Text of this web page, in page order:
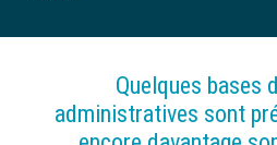
Quelques bases
administratives sont